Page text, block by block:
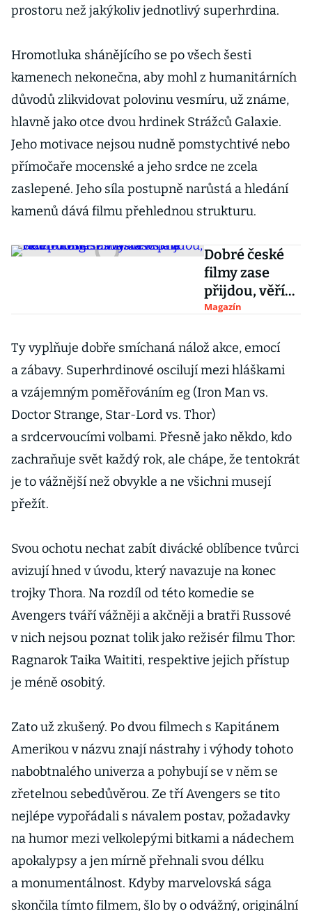
prostoru než jakýkoliv jednotlivý superhrdina.
Hromotluka shánějícího se po všech šesti
kamenech nekonečna, aby mohl z humanitárních
důvodů zlikvidovat polovinu vesmíru, už známe,
hlavně jako otce dvou hrdinek Strážců Galaxie.
Jeho motivace nejsou nudně pomstychtivé nebo
přímočaře mocenské a jeho srdce ne zcela
zaslepené. Jeho síla postupně narůstá a hledání
kamenů dává filmu přehlednou strukturu.
Dobré české
filmy zase
přijdou, věří
porotci
Finále Plzeň
Tomasz
Neil Young
Magazín
Ty vyplňuje dobře smíchaná nálož akce, emocí
a zábavy. Superhrdinové oscilují mezi hláškami
a vzájemným poměřováním eg (Iron Man vs.
Doctor Strange, Star-Lord vs. Thor)
a srdcervoucími volbami. Přesně jako někdo, kdo
zachraňuje svět každý rok, ale chápe, že tentokrát
je to vážnější než obvykle a ne všichni musejí
přežít.
Svou ochotu nechat zabít divácké oblíbence tvůrci
avizují hned v úvodu, který navazuje na konec
trojky Thora. Na rozdíl od této komedie se
Avengers tváří vážněji a akčněji a bratři Russové
v nich nejsou poznat tolik jako režisér filmu Thor:
Ragnarok Taika Waititi, respektive jejich přístup
je méně osobitý.
Zato už zkušený. Po dvou filmech s Kapitánem
Amerikou v názvu znají nástrahy i výhody tohoto
nabobtnalého univerza a pohybují se v něm se
zřetelnou sebedůvěrou. Ze tří Avengers se tito
nejlépe vypořádali s návalem postav, požadavky
na humor mezi velkolepými bitkami a nádechem
apokalypsy a jen mírně přehnali svou délku
a monumentálnost. Kdyby marvelovská sága
skončila tímto filmem, šlo by o odvážný, originální